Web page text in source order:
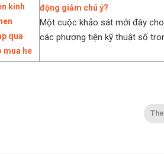
động giảm chú ý?
Một cuộc khảo sát mới đây
các phương tiện kỹ thuật số